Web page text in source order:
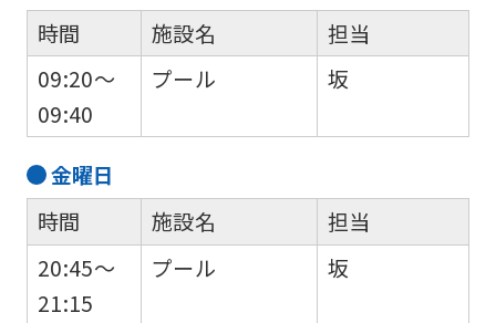
時間
09:20～
09:40
施設名
プール
担当
坂
金曜日
時間
20:45～
21:15
施設名
プール
担当
坂
the
below
automatic
translation)